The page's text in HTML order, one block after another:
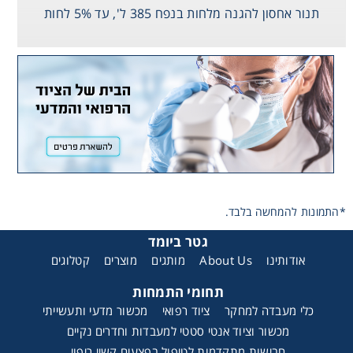
תנור אחסון להגנה מלחות בנפח 385 ל', עד 5% לחות
*התמונות להמחשה בלבד.
גטר ביומד
אודותינו About Us מותגים מוצרים קטלוגים
תחומי התמחות
כלי מעבדה למחקר ציוד רפואי
מכשור מדעי ותעשייתי
מכשור וציוד אנטי סטטי למעבדות וחדרים נקיים
Consumables
Safety
Chemicals